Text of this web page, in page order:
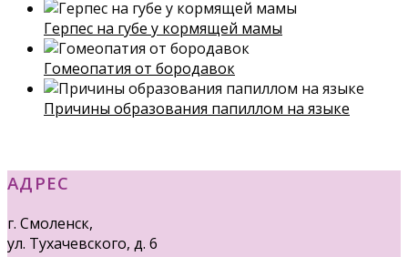
Герпес на губе у кормящей мамы
Гомеопатия от бородавок
Причины образования папиллом на языке
АДРЕС
г. Смоленск,
ул. Тухачевского, д. 6